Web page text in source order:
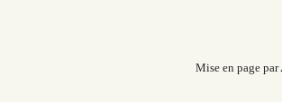
Mise en page par